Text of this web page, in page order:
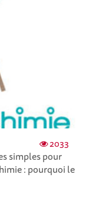
2033
simples pour
: pourquoi le